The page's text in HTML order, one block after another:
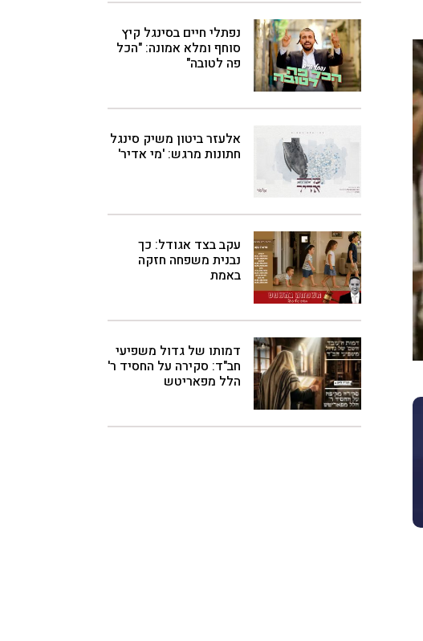
נפתלי חיים בסינגל קיץ
סוחף ומלא אמונה: "הכל
פה לטובה"
אלעזר ביטון משיק סינגל
חתונות מרגש: 'מי אדיר'
עקב בצד אגודל: כך
נבנית משפחה חזקה
באמת
דמותו של גדול משפיעי
חב"ד: סקירה על החסיד ר'
הלל מפאריטש